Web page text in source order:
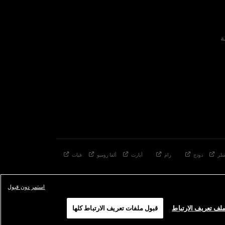
دودج رام أبارث ألفا روميو فيات
تعريف الارتباط قبول ملفات تعريف الارتباط كلها
استمر دون قبول